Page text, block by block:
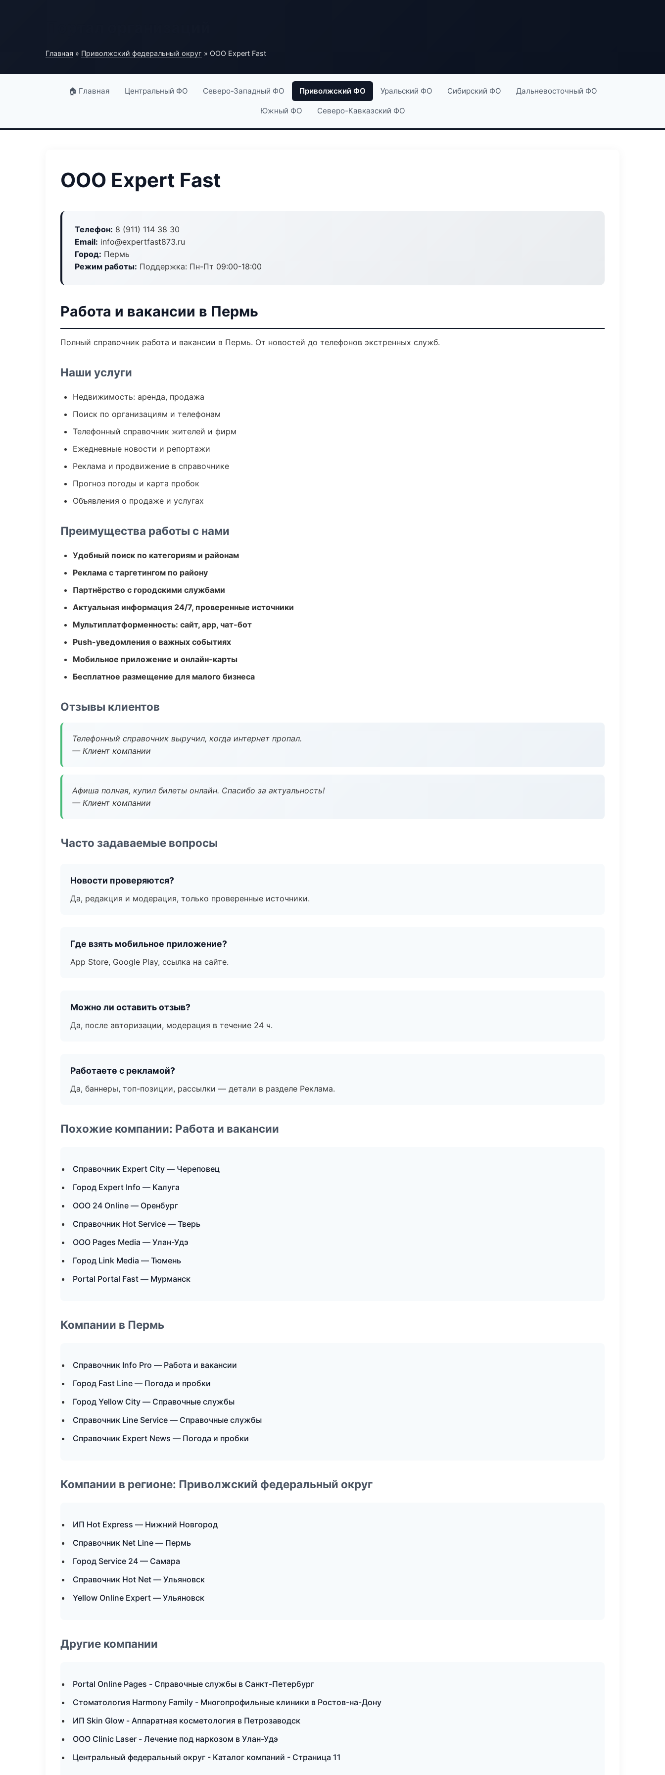
Главная » Приволжский федеральный округ » ООО Expert Fast
🏠 Главная Центральный ФО Северо-Западный ФО Приволжский ФО Уральский ФО Сибирский ФО Дальневосточный ФО
Южный ФО Северо-Кавказский ФО
ООО Expert Fast
Телефон: 8 (911) 114 38 30
Email: info@expertfast873.ru
Город: Пермь
Режим работы: Поддержка: Пн-Пт 09:00-18:00
Работа и вакансии в Пермь
Полный справочник работа и вакансии в Пермь. От новостей до телефонов экстренных служб.
Наши услуги
Недвижимость: аренда, продажа
Поиск по организациям и телефонам
Телефонный справочник жителей и фирм
Ежедневные новости и репортажи
Реклама и продвижение в справочнике
Прогноз погоды и карта пробок
Объявления о продаже и услугах
Преимущества работы с нами
Удобный поиск по категориям и районам
Реклама с таргетингом по району
Партнёрство с городскими службами
Актуальная информация 24/7, проверенные источники
Мультиплатформенность: сайт, app, чат-бот
Push-уведомления о важных событиях
Мобильное приложение и онлайн-карты
Бесплатное размещение для малого бизнеса
Отзывы клиентов
Телефонный справочник выручил, когда интернет пропал.
— Клиент компании
Афиша полная, купил билеты онлайн. Спасибо за актуальность!
— Клиент компании
Часто задаваемые вопросы
Новости проверяются?
Да, редакция и модерация, только проверенные источники.
Где взять мобильное приложение?
App Store, Google Play, ссылка на сайте.
Можно ли оставить отзыв?
Да, после авторизации, модерация в течение 24 ч.
Работаете с рекламой?
Да, баннеры, топ-позиции, рассылки — детали в разделе Реклама.
Похожие компании: Работа и вакансии
Справочник Expert City — Череповец
Город Expert Info — Калуга
ООО 24 Online — Оренбург
Справочник Hot Service — Тверь
ООО Pages Media — Улан-Удэ
Город Link Media — Тюмень
Portal Portal Fast — Мурманск
Компании в Пермь
Справочник Info Pro — Работа и вакансии
Город Fast Line — Погода и пробки
Город Yellow City — Справочные службы
Справочник Line Service — Справочные службы
Справочник Expert News — Погода и пробки
Компании в регионе: Приволжский федеральный округ
ИП Hot Express — Нижний Новгород
Справочник Net Line — Пермь
Город Service 24 — Самара
Справочник Hot Net — Ульяновск
Yellow Online Expert — Ульяновск
Другие компании
Portal Online Pages - Справочные службы в Санкт-Петербург
Стоматология Harmony Family - Многопрофильные клиники в Ростов-на-Дону
ИП Skin Glow - Аппаратная косметология в Петрозаводск
ООО Clinic Laser - Лечение под наркозом в Улан-Удэ
Центральный федеральный округ - Каталог компаний - Страница 11